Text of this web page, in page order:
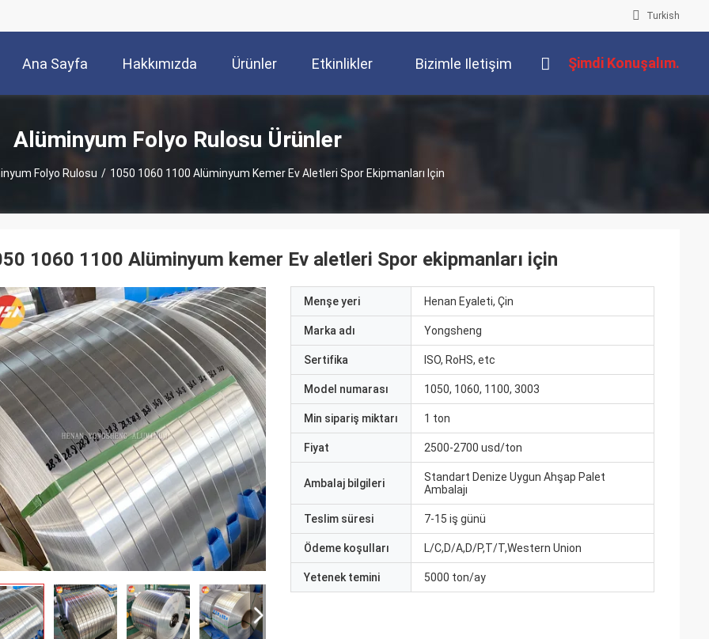
Turkish
Ana Sayfa Hakkımızda Ürünler Etkinlikler Bizimle Iletişim Şimdi Konuşalım.
Alüminyum Folyo Rulosu Ürünler
Folyo Rulosu / 1050 1060 1100 Alüminyum Kemer Ev Aletleri Spor Ekipmanları Için
1060 1100 Alüminyum kemer Ev aletleri Spor ekipmanları için
Menşe yeri Henan Eyaleti, Çin
Marka adı Yongsheng
Sertifika ISO, RoHS, etc
Model numarası 1050, 1060, 1100, 3003
Min sipariş miktarı 1 ton
Fiyat 2500-2700 usd/ton
Ambalaj bilgileri
Standart Denize Uygun Ahşap Palet
Ambalajı
Teslim süresi 7-15 iş günü
Ödeme koşulları L/C,D/A,D/P,T/T,Western Union
Yetenek temini 5000 ton/ay